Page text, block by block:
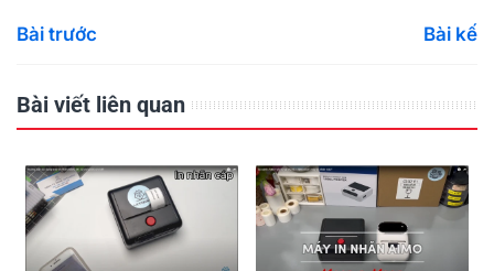
Bài trước Bài kế
Bài viết liên quan